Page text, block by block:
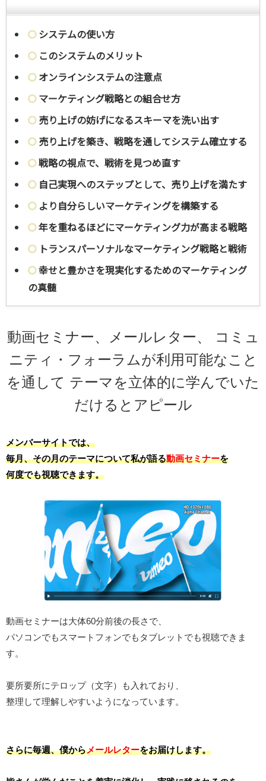
システムの使い方
このシステムのメリット
オンラインシステムの注意点
マーケティング戦略との組合せ方
売り上げの妨げになるスキーマを洗い出す
売り上げを築き、戦略を通してシステム確立する
戦略の視点で、戦術を見つめ直す
自己実現へのステップとして、売り上げを満たす
より自分らしいマーケティングを構築する
年を重ねるほどにマーケティング力が高まる戦略
トランスパーソナルなマーケティング戦略と戦術
幸せと豊かさを現実化するためのマーケティング
の真髄
動画セミナー、メールレター、
コミュ
ニティ・フォーラムが利用可能なこと
を通して テーマを立体的に学んでいた
だけるとアピール
メンバーサイトでは、
毎月、その月のテーマについて私が語る動画セミナーを
何度でも視聴できます。
動画セミナーは大体60分前後の長さで、
パソコンでもスマートフォンでもタブレットでも視聴できま
す。
要所要所にテロップ（文字）も入れており、
整理して理解しやすいようになっています。
さらに毎週、僕からメールレターをお届けします。